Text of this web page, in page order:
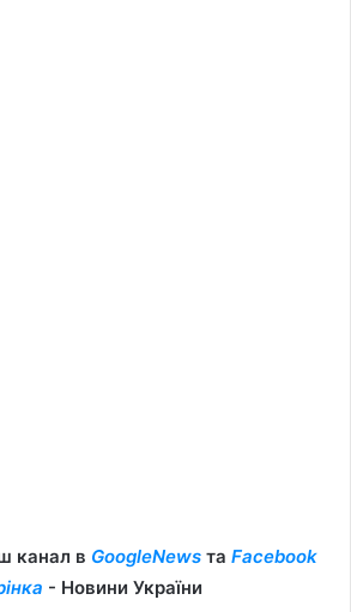
канал в GoogleNews та Facebook
- Новини України